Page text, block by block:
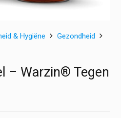
& Hygiëne
Gezondheid
– Warzin® Tegen